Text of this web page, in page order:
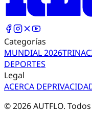
Categorías
MUNDIAL 2026TRI
DEPORTES
Legal
ACERCA DE
©2026AUTFLO.